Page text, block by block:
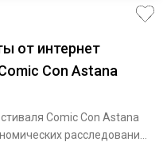
от интернет
Con Astana
Comic Con Astana
расследований